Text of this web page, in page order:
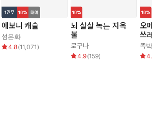
에보니 캐슬
섬온화
4.8(11,071 )
뇌 살살 녹는 지옥
불
로구나
4.9(159)
오
쓰
똑